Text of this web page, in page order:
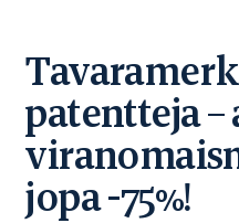
patentteja
jopa -75%!